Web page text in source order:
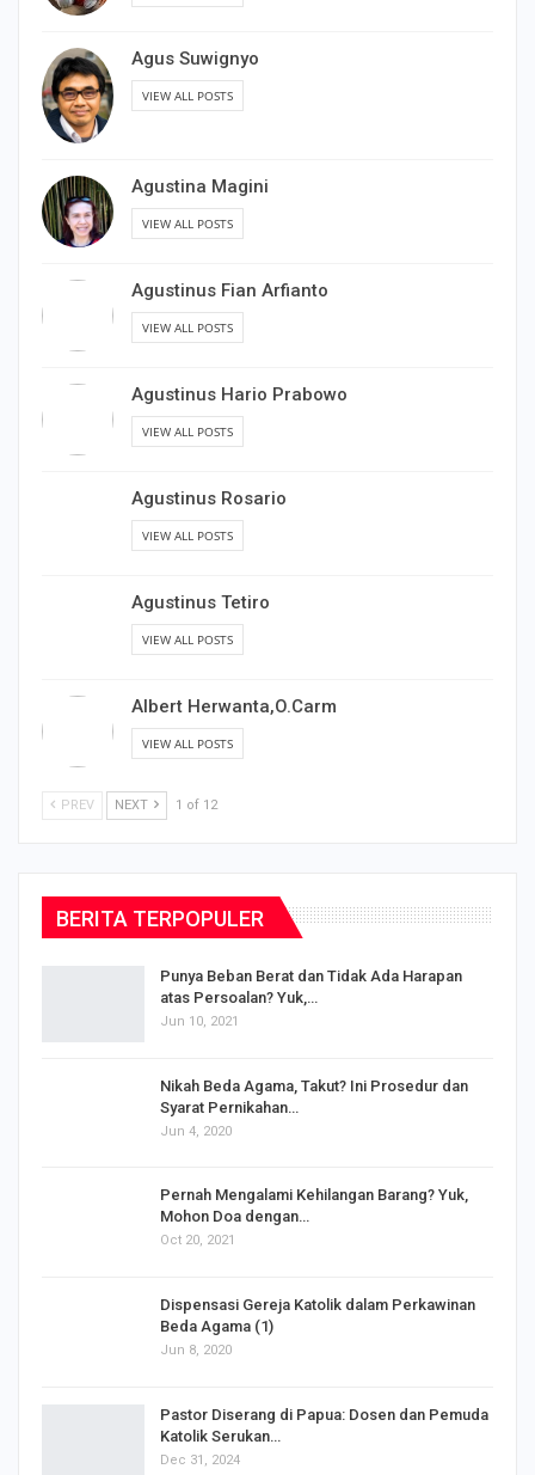
Agus Suwignyo
VIEW ALL POSTS
Agustina Magini
VIEW ALL POSTS
Agustinus Fian Arfianto
VIEW ALL POSTS
Agustinus Hario Prabowo
VIEW ALL POSTS
Agustinus Rosario
VIEW ALL POSTS
Agustinus Tetiro
VIEW ALL POSTS
Albert Herwanta,O.Carm
VIEW ALL POSTS
PREV NEXT 1 of 12
BERITA TERPOPULER
Punya Beban Berat dan Tidak Ada Harapan
atas Persoalan? Yuk,…
Jun 10, 2021
Nikah Beda Agama, Takut? Ini Prosedur dan
Syarat Pernikahan…
Jun 4, 2020
Pernah Mengalami Kehilangan Barang? Yuk,
Mohon Doa dengan…
Oct 20, 2021
Dispensasi Gereja Katolik dalam Perkawinan
Beda Agama (1)
Jun 8, 2020
Pastor Diserang di Papua: Dosen dan Pemuda
Katolik Serukan…
Dec 31, 2024